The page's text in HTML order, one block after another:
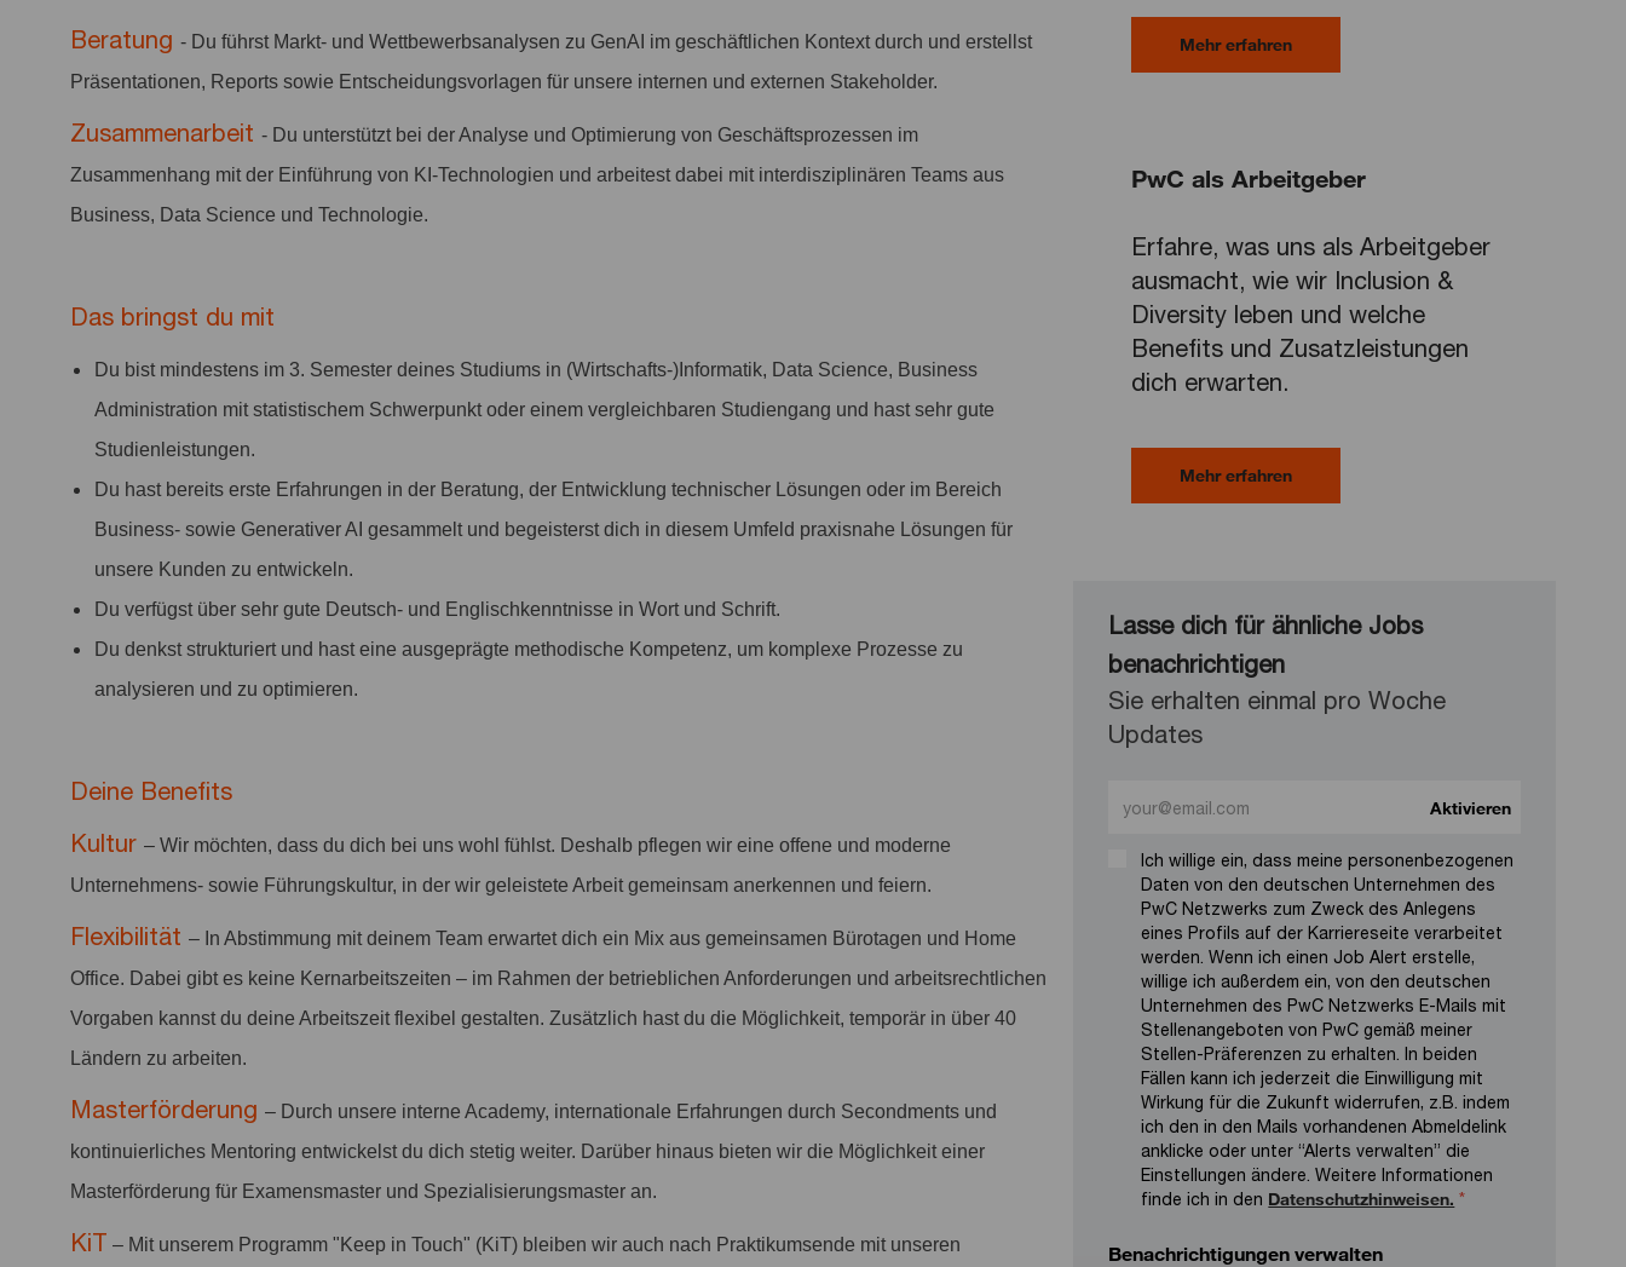
Beratung - Du führst Markt- und Wettbewerbsanalysen zu GenAI im geschäftlichen Kontext durch und erstellst
Präsentationen, Reports sowie Entscheidungsvorlagen für unsere internen und externen Stakeholder.
Zusammenarbeit - Du unterstützt bei der Analyse und Optimierung von Geschäftsprozessen im
Zusammenhang mit der Einführung von KI-Technologien und arbeitest dabei mit interdisziplinären Teams aus
Business, Data Science und Technologie.
Das bringst du mit
Du bist mindestens im 3. Semester deines Studiums in (Wirtschafts-)Informatik, Data Science, Business
Administration mit statistischem Schwerpunkt oder einem vergleichbaren Studiengang und hast sehr gute
Studienleistungen.
Du hast bereits erste Erfahrungen in der Beratung, der Entwicklung technischer Lösungen oder im Bereich
Business- sowie Generativer AI gesammelt und begeisterst dich in diesem Umfeld praxisnahe Lösungen für
unsere Kunden zu entwickeln.
Du verfügst über sehr gute Deutsch- und Englischkenntnisse in Wort und Schrift.
Du denkst strukturiert und hast eine ausgeprägte methodische Kompetenz, um komplexe Prozesse zu
analysieren und zu optimieren.
Deine Benefits
Kultur – Wir möchten, dass du dich bei uns wohl fühlst. Deshalb pflegen wir eine offene und moderne
Unternehmens- sowie Führungskultur, in der wir geleistete Arbeit gemeinsam anerkennen und feiern.
Flexibilität – In Abstimmung mit deinem Team erwartet dich ein Mix aus gemeinsamen Bürotagen und Home
Office. Dabei gibt es keine Kernarbeitszeiten – im Rahmen der betrieblichen Anforderungen und arbeitsrechtlichen
Vorgaben kannst du deine Arbeitszeit flexibel gestalten. Zusätzlich hast du die Möglichkeit, temporär in über 40
Ländern zu arbeiten.
Masterförderung – Durch unsere interne Academy, internationale Erfahrungen durch Secondments und
kontinuierliches Mentoring entwickelst du dich stetig weiter. Darüber hinaus bieten wir die Möglichkeit einer
Masterförderung für Examensmaster und Spezialisierungsmaster an.
KiT – Mit unserem Programm "Keep in Touch" (KiT) bleiben wir auch nach Praktikumsende mit unseren
Mehr erfahren
PwC als Arbeitgeber
Erfahre, was uns als Arbeitgeber
ausmacht, wie wir Inclusion &
Diversity leben und welche
Benefits und Zusatzleistungen
dich erwarten.
Mehr erfahren
Lasse dich für ähnliche Jobs
benachrichtigen
Sie erhalten einmal pro Woche
Updates
Ich willige ein, dass meine personenbezogenen
Daten von den deutschen Unternehmen des
PwC Netzwerks zum Zweck des Anlegens
eines Profils auf der Karriereseite verarbeitet
werden. Wenn ich einen Job Alert erstelle,
willige ich außerdem ein, von den deutschen
Unternehmen des PwC Netzwerks E-Mails mit
Stellenangeboten von PwC gemäß meiner
Stellen-Präferenzen zu erhalten. In beiden
Fällen kann ich jederzeit die Einwilligung mit
Wirkung für die Zukunft widerrufen, z.B. indem
ich den in den Mails vorhandenen Abmeldelink
anklicke oder unter “Alerts verwalten” die
Einstellungen ändere. Weitere Informationen
finde ich in den Datenschutzhinweisen. *
Aktivieren
Benachrichtigungen verwalten